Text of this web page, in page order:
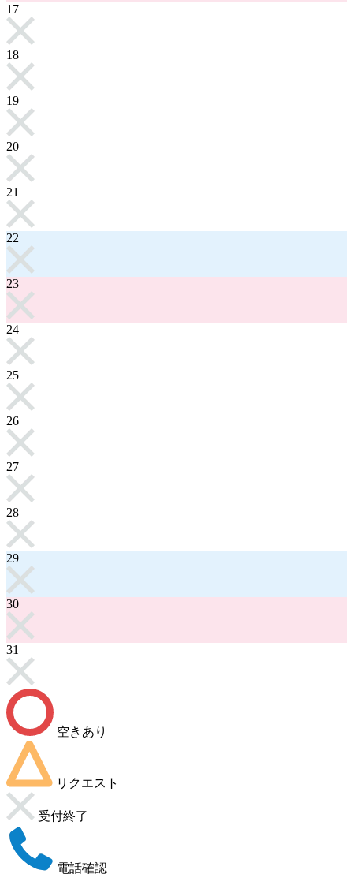
17
18
19
20
21
22
23
24
25
26
27
28
29
30
31
空きあり
リクエスト
受付終了
電話確認